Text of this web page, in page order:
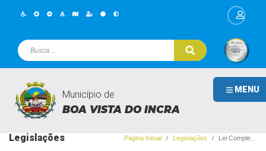
MENU
Município de
BOA VISTA DO INCRA
Legislações Página Inicial Legislações Lei Complementar nº 20/2018